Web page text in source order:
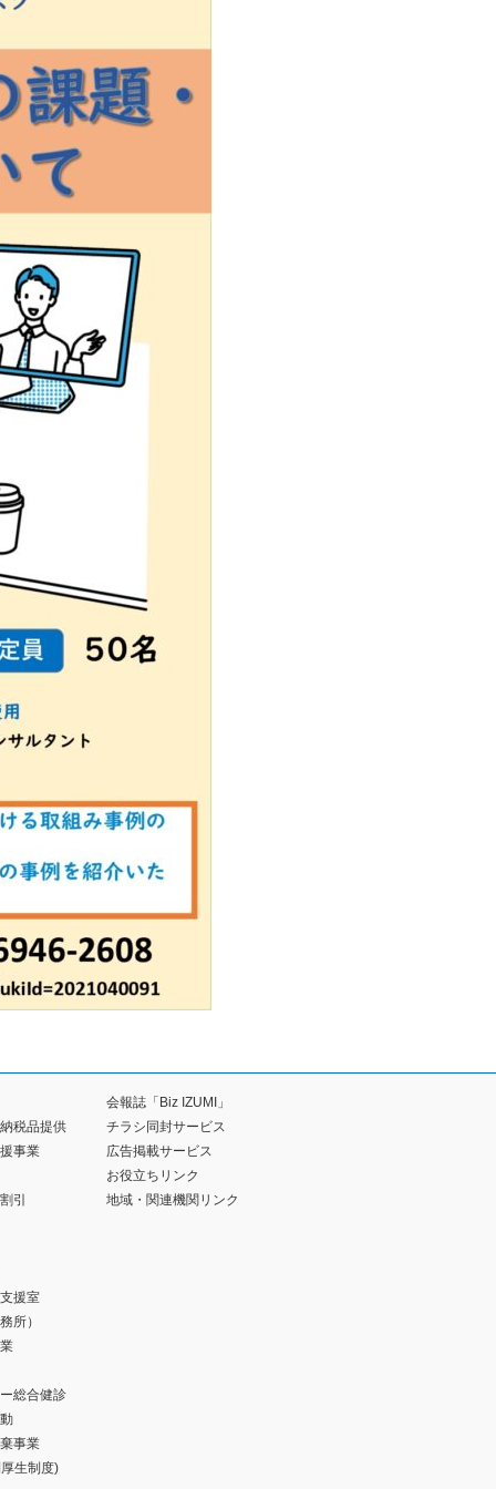
税品提供
事業
引
援室
所）
総合健診
事業
生制度)
会報誌「Biz IZUMI」
チラシ同封サービス
広告掲載サービス
お役立ちリンク
地域・関連機関リンク